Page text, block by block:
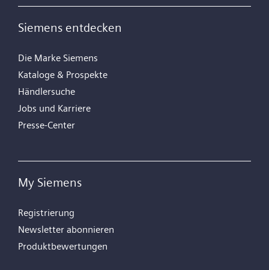
Siemens entdecken
Die Marke Siemens
Kataloge & Prospekte
Händlersuche
Jobs und Karriere
Presse-Center
My Siemens
Registrierung
Newsletter abonnieren
Produktbewertungen